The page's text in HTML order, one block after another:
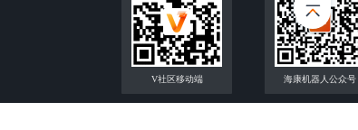
V社区移动端 海康机器人公众号